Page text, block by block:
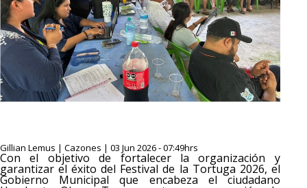
Gillian Lemus | Cazones | 03 Jun 2026 - 07:49hrs
Con el objetivo de fortalecer la organización y
garantizar el éxito del Festival de la Tortuga 2026, el
Gobierno Municipal que encabeza el ciudadano